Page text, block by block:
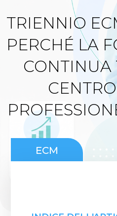
TRIENNIO
PERCHÉ LA
CONTINUA
ECM